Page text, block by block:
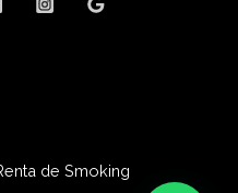
de Smoking